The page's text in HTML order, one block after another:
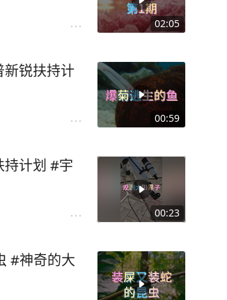
02:05
00:59
锐扶持计
00:23
持计划 #宇
#神奇的大